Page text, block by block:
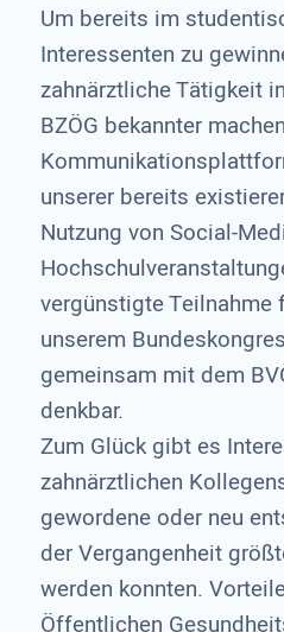
Um bereits im
Interessenten zu
zahnärztliche Tätigkeit
BZÖG bekannter
unserer bereits
Nutzung von Social-
vergünstigte Teilnahme
unserem
gemeinsam mit dem
denkbar.
Zum Glück gibt es
zahnärztlichen
gewordene oder neu
der Vergangenheit
werden konnten.
Öffentlichen